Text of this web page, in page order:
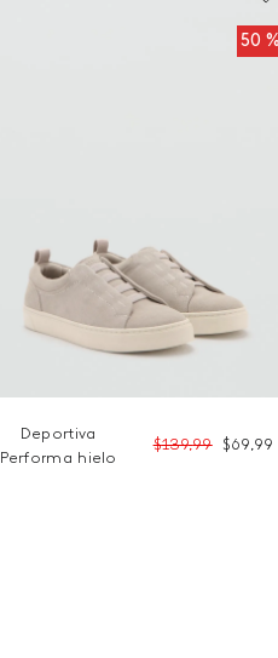
50 %
Deportiva
Performa hielo
$139,99 $69,99